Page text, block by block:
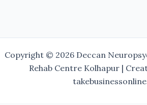
Copyright © 2026 Deccan
Rehab Centre Kolhapur |